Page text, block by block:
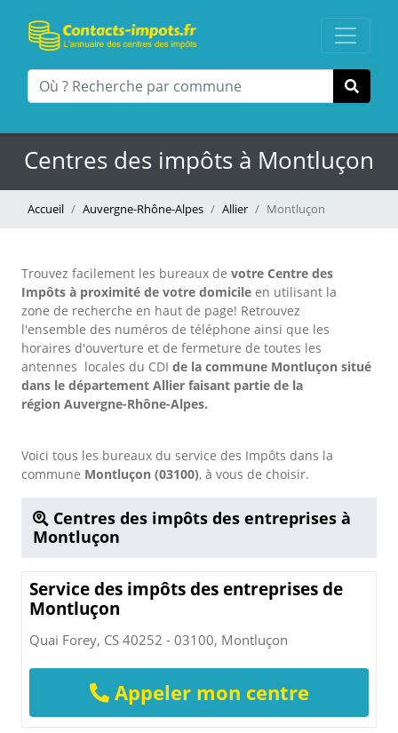
Centres des impôts à Montluçon
Accueil Auvergne-Rhône-Alpes Allier Montluçon
Trouvez facilement les bureaux de votre Centre des
Impôts à proximité de votre domicile en utilisant la
zone de recherche en haut de page! Retrouvez
l'ensemble des numéros de téléphone ainsi que les
horaires d'ouverture et de fermeture de toutes les
antennes locales du CDI de la commune Montluçon situé
dans le département Allier faisant partie de la
région Auvergne-Rhône-Alpes.
Voici tous les bureaux du service des Impôts dans la
commune Montluçon (03100), à vous de choisir.
Centres des impôts des entreprises à
Montluçon
Service des impôts des entreprises de
Montluçon
Quai Forey, CS 40252 - 03100, Montluçon
Appeler mon centre